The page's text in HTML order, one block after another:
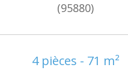
(95880)
4 pièces - 71 m²